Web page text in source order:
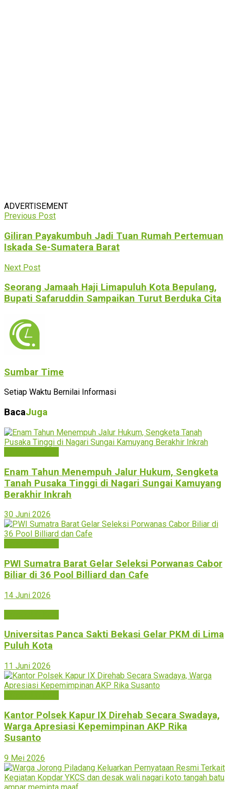
ADVERTISEMENT
Previous Post
Giliran Payakumbuh Jadi Tuan Rumah Pertemuan
Iskada Se-Sumatera Barat
Next Post
Seorang Jamaah Haji Limapuluh Kota Bepulang,
Bupati Safaruddin Sampaikan Turut Berduka Cita
Sumbar Time
Setiap Waktu Bernilai Informasi
BacaJuga
Enam Tahun Menempuh Jalur Hukum, Sengketa
Tanah Pusaka Tinggi di Nagari Sungai Kamuyang
Berakhir Inkrah
30 Juni 2026
PWI Sumatra Barat Gelar Seleksi Porwanas Cabor
Biliar di 36 Pool Billiard dan Cafe‎
14 Juni 2026
Universitas Panca Sakti Bekasi Gelar PKM di Lima
Puluh Kota
11 Juni 2026
Kantor Polsek Kapur IX Direhab Secara Swadaya,
Warga Apresiasi Kepemimpinan AKP Rika
Susanto
9 Mei 2026